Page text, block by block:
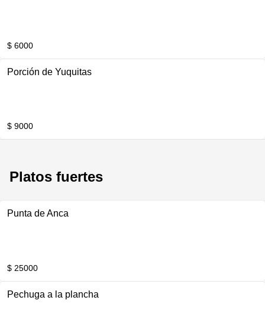
$ 6000
Porción de Yuquitas
$ 9000
Platos fuertes
Punta de Anca
$ 25000
Pechuga a la plancha